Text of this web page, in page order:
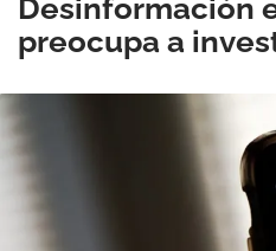
Desinformación
preocupa a